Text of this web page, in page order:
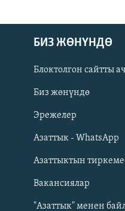
Русский
ОНЛАЙН ШЕРИНЕ
БИЗ ЖӨНҮНДӨ
Блоктолгон сайтты
Биз жөнүндө
Эрежелер
Азаттык - WhatsApp
Азаттыктын
Вакансиялар
"Азаттык" менен